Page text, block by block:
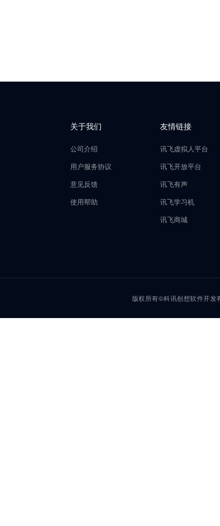
关于我们
公司介绍
用户服务协议
意见反馈
使用帮助
友情链接
讯飞虚拟人平台
讯飞开放平台
讯飞有声
讯飞学习机
讯飞商城
版权所有©科讯创想软件开发